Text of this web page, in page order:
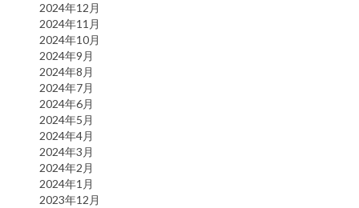
2024年12月
2024年11月
2024年10月
2024年9月
2024年8月
2024年7月
2024年6月
2024年5月
2024年4月
2024年3月
2024年2月
2024年1月
2023年12月